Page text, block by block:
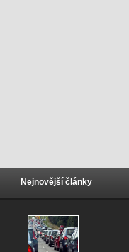
Nejnovější články